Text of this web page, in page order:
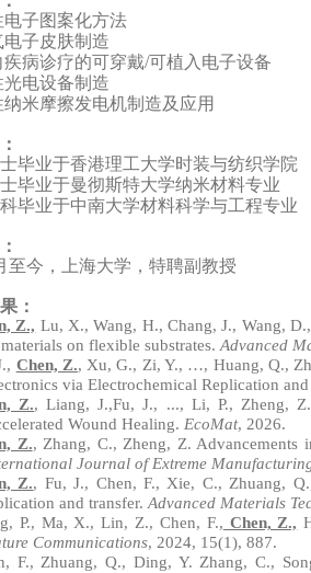
电子图案化方法
电子皮肤制造
疾病诊疗的可穿戴/可植入电子设备
光电设备制造
纳米摩擦发电机制造及应用
毕业于香港理工大学时装与纺织学院
毕业于曼彻斯特大学纳米材料专业
毕业于中南大学材料科学与工程专业
至今，上海大学，特聘副教授
：
Z., Lu, X., Wang, H., Chang, J., Wang,
on flexible substrates. Advanced
Chen, Z., Xu, G., Zi, Y., …, Huang, Q.,
via Electrochemical Replication
Z., Liang, J.,Fu, J., ..., Li, P., Zheng,
Wound Healing. EcoMat, 2026.
Z., Zhang, C., Zheng, Z. Advancements
Journal of Extreme
Z., Fu, J., Chen, F., Xie, C., Zhuang,
and transfer. Advanced Materials
P., Ma, X., Lin, Z., Chen, F., Chen, Z.,
Communications, 2024, 15(1), 887.
F., Zhuang, Q., Ding, Y. Zhang, C.,